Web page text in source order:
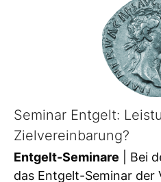
Seminar Entgelt:
Zielvereinbarung?
Entgelt-Seminare | Bei
das Entgelt-Seminar der